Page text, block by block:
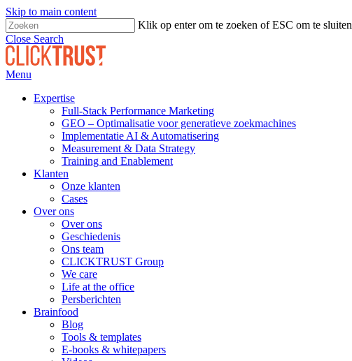
Skip to main content
Klik op enter om te zoeken of ESC om te sluiten
Close Search
Menu
Expertise
Full-Stack Performance Marketing
GEO – Optimalisatie voor generatieve zoekmachines
Implementatie AI & Automatisering
Measurement & Data Strategy
Training and Enablement
Klanten
Onze klanten
Cases
Over ons
Over ons
Geschiedenis
Ons team
CLICKTRUST Group
We care
Life at the office
Persberichten
Brainfood
Blog
Tools & templates
E-books & whitepapers